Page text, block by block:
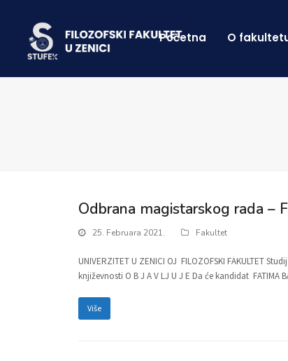
Početna O
Odbrana magistarskog rada –
25. Februara 2021. Fakultet
UNIVERZITET U ZENICI OJ FILOZOFSKI FAKULTET
književnosti O B J A V LJ U J E Da će kandidat
Više